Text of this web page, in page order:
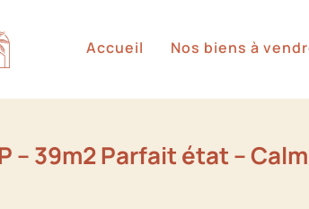
Accueil Nos biens à
– 39m2 Parfait état –